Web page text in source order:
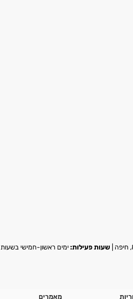
שעות פעילות:ימים ראשון-חמישי בשעות 09:00-17:00 | ניתן ליצור קשר במספר
מאמרים